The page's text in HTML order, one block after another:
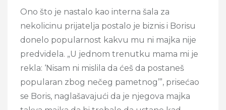
Ono što je nastalo kao interna šala za
nekolicinu prijatelja postalo je biznis i Borisu
donelo popularnost kakvu mu ni majka nije
predvidela. „U jednom trenutku mama mi je
rekla: ‘Nisam ni mislila da ćeš da postaneš
popularan zbog nečeg pametnog’”, prisećao
se Boris, naglašavajući da je njegova majka